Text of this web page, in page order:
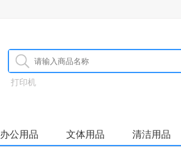
打印机
办公用品 文体用品 清洁用品